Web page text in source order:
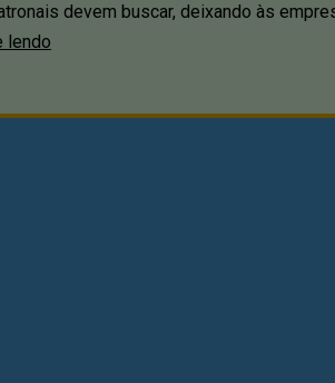
devem buscar, deixando às
lendo